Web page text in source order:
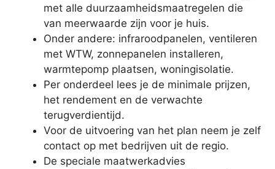
met alle duurzaamheidsmaatregelen die
van meerwaarde zijn voor je huis.
Onder andere: infraroodpanelen, ventileren
met WTW, zonnepanelen installeren,
warmtepomp plaatsen, woningisolatie.
Per onderdeel lees je de minimale prijzen,
het rendement en de verwachte
terugverdientijd.
Voor de uitvoering van het plan neem je zelf
contact op met bedrijven uit de regio.
De speciale maatwerkadvies